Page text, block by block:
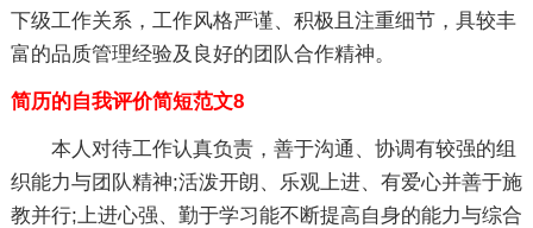
下级工作关系，工作风格严谨、积极且注重细节，具较丰
富的品质管理经验及良好的团队合作精神。
简历的自我评价简短范文8
本人对待工作认真负责，善于沟通、协调有较强的组
织能力与团队精神;活泼开朗、乐观上进、有爱心并善于施
教并行;上进心强、勤于学习能不断提高自身的能力与综合